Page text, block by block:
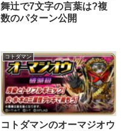
舞辻で7文字の言葉は?複
数のパターン公開
コトダマン
コトダマンのオーマジオウ